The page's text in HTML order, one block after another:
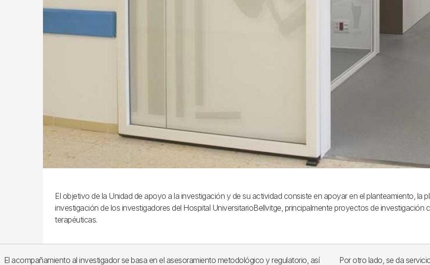
El objetivo de la Unidad de apoyo a la investigación y de su actividad consiste en apoyar en el planteamiento, la
investigación de los investigadores del Hospital UniversitarioBellvitge, principalmente proyectos de investigación
terapéuticas.
El acompañamiento al investigador se basa en el asesoramiento metodológico y regulatorio, así
Por otro lado, se da